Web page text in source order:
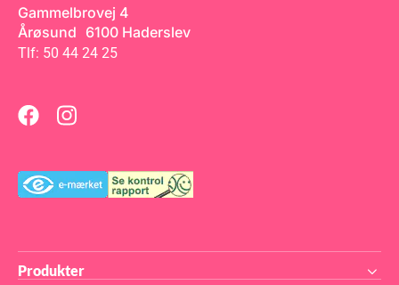
Gammelbrovej 4
Årøsund 6100 Haderslev
Tlf: 50 44 24 25
Produkter